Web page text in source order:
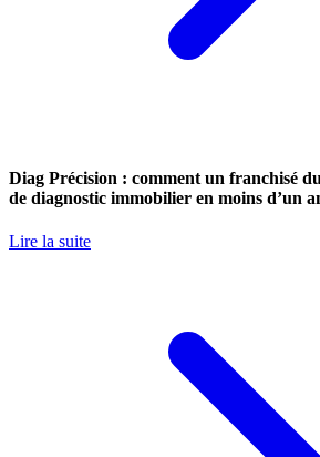
Diag Précision : comment un franchisé
de diagnostic immobilier en moins d’un
Lire la suite